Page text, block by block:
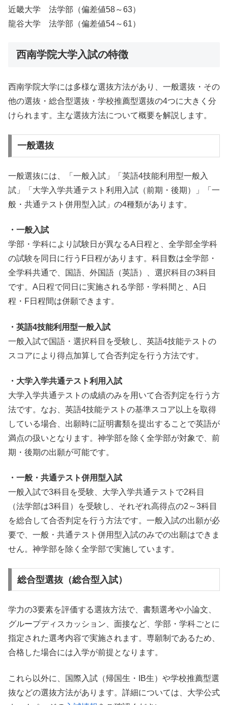
近畿大学 法学部（偏差値58～63）
龍谷大学 法学部（偏差値54～61）
西南学院大学入試の特徴
西南学院大学には多様な選抜方法があり、一般選抜・その
他の選抜・総合型選抜・学校推薦型選抜の4つに大きく分
けられます。主な選抜方法について概要を解説します。
一般選抜
一般選抜には、「一般入試」「英語4技能利用型一般入
試」「大学入学共通テスト利用入試（前期・後期）」「一
般・共通テスト併用型入試」の4種類があります。
・一般入試
学部・学科により試験日が異なるA日程と、全学部全学科
の試験を同日に行うF日程があります。科目数は全学部・
全学科共通で、国語、外国語（英語）、選択科目の3科目
です。A日程で同日に実施される学部・学科間と、A日
程・F日程間は併願できます。
・英語4技能利用型一般入試
一般入試で国語・選択科目を受験し、英語4技能テストの
スコアにより得点加算して合否判定を行う方法です。
・大学入学共通テスト利用入試
大学入学共通テストの成績のみを用いて合否判定を行う方
法です。なお、英語4技能テストの基準スコア以上を取得
している場合、出願時に証明書類を提出することで英語が
満点の扱いとなります。神学部を除く全学部が対象で、前
期・後期の出願が可能です。
・一般・共通テスト併用型入試
一般入試で3科目を受験、大学入学共通テストで2科目
（法学部は3科目）を受験し、それぞれ高得点の2～3科目
を総合して合否判定を行う方法です。一般入試の出願が必
要で、一般・共通テスト併用型入試のみでの出願はできま
せん。神学部を除く全学部で実施しています。
総合型選抜（総合型入試）
学力の3要素を評価する選抜方法で、書類選考や小論文、
グループディスカッション、面接など、学部・学科ごとに
指定された選考内容で実施されます。専願制であるため、
合格した場合には入学が前提となります。
これら以外に、国際入試（帰国生・IB生）や学校推薦型選
抜などの選抜方法があります。詳細については、大学公式